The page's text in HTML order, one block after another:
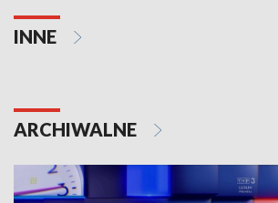
INNE
ARCHIWALNE